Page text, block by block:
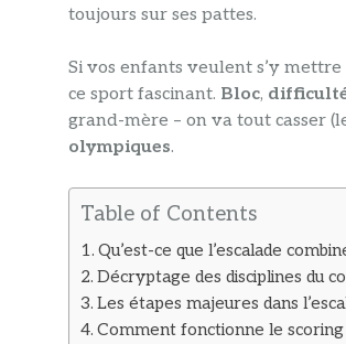
toujours sur ses pattes.
Si vos enfants veulent s’y
ce sport fascinant. Bloc,
grand-mère – on va tout casser
olympiques.
Table of Contents
Qu’est-ce que l’escalade
Décryptage des disciplines du
Les étapes majeures dans
Comment fonctionne le scoring